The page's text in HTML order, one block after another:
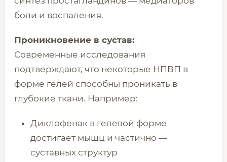
боли и воспаления.
Проникновение в сустав:
Современные исследования
подтверждают, что некоторые НПВП в
форме гелей способны проникать в
глубокие ткани. Например:
Диклофенак в гелевой форме
достигает мышц и частично —
суставных структур